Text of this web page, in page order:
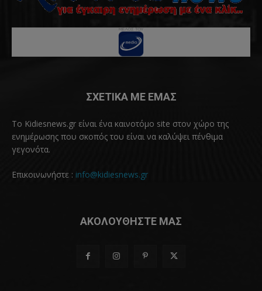
ΣΧΕΤΙΚΑ ΜΕ ΕΜΑΣ
Το Kidiesnews.gr είναι ένα καινοτόμο site στον χώρο της
ενημέρωσης που σκοπός του είναι να καλύψει πένθιμα
γεγονότα.
Επικοινωνήστε : info@kidiesnews.gr
ΑΚΟΛΟΥΘΗΣΤΕ ΜΑΣ